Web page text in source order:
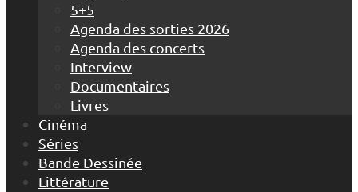
5+5
Agenda des sorties 2026
Agenda des concerts
Interview
Documentaires
Livres
Cinéma
Séries
Bande Dessinée
Littérature